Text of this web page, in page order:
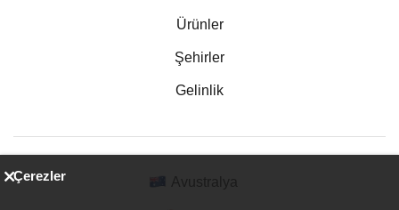
Ürünler
Şehirler
Gelinlik
Çerezler